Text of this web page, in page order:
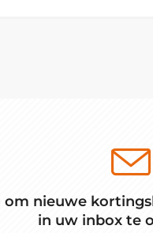
om nieuwe
in uw inbox te